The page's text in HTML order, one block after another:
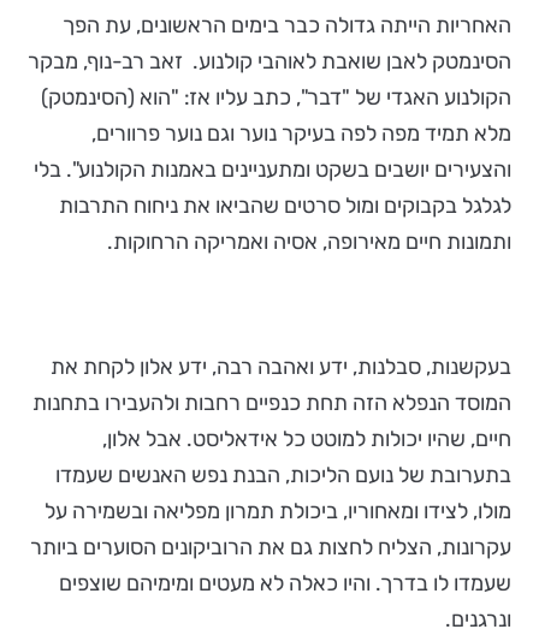
האחריות הייתה גדולה כבר בימים הראשונים, עת הפך
הסינמטק לאבן שואבת לאוהבי קולנוע. זאב רב-נוף, מבקר
הקולנוע האגדי של "דבר", כתב עליו אז: "הוא (הסינמטק)
מלא תמיד מפה לפה בעיקר נוער וגם נוער פרוורים,
והצעירים יושבים בשקט ומתעניינים באמנות הקולנוע". בלי
לגלגל בקבוקים ומול סרטים שהביאו את ניחוח התרבות
ותמונות חיים מאירופה, אסיה ואמריקה הרחוקות.
בעקשנות, סבלנות, ידע ואהבה רבה, ידע אלון לקחת את
המוסד הנפלא הזה תחת כנפיים רחבות ולהעבירו בתחנות
חיים, שהיו יכולות למוטט כל אידאליסט. אבל אלון,
בתערובת של נועם הליכות, הבנת נפש האנשים שעמדו
מולו, לצידו ומאחוריו, ביכולת תמרון מפליאה ובשמירה על
עקרונות, הצליח לחצות גם את הרוביקונים הסוערים ביותר
שעמדו לו בדרך. והיו כאלה לא מעטים ומימיהם שוצפים
ונרגנים.